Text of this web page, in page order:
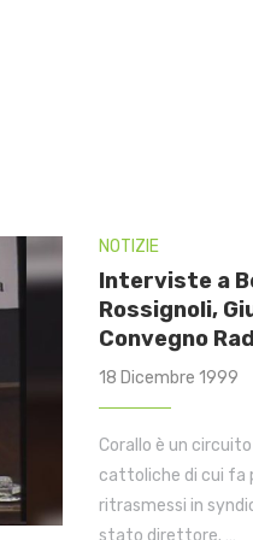
NOTIZIE
Interviste a
Rossignoli,
Convegno
18 Dicembre 1999
Corallo è un
cattoliche di cui fa
ritrasmessi in
stato direttore. …